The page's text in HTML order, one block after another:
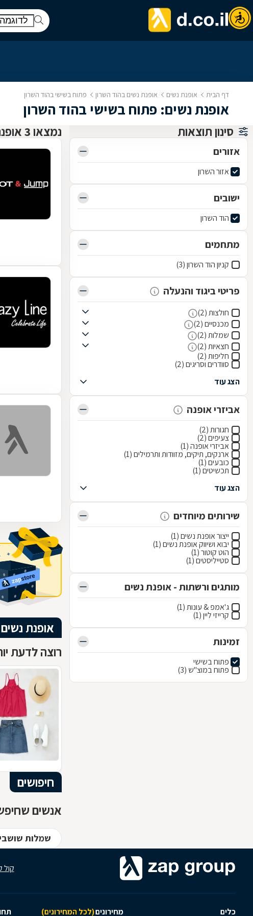
דף הבית אופנת נשים אופנת נשים בהוד השרון פתוח בשישי בהוד השרון
אופנת נשים: פתוח בשישי בהוד השרון
סינון תוצאות
אזורים
אזור השרון
ישובים
הוד השרון
מתחמים
קניון הוד השרון (3)
פריטי ביגוד והנעלה
חולצות (2)
מכנסיים (2)
שמלות (2)
חצאיות (2)
חליפות (2)
סוודרים וסריגים (2)
הצג עוד
אביזרי אופנה
חגורות (2)
צעיפים (2)
אביזרי אופנה (1)
ארנקים, תיקים, מזוודות ותרמילים (1)
כובעים (1)
תכשיטים (1)
הצג עוד
שירותים מיוחדים
ייצור אופנת נשים (1)
יבוא ושיווק אופנת נשים (1)
הוט קוטור (1)
סטייליסטים (1)
מותגים ורשתות - אופנת נשים
ג'אמפ & עונות (1)
קרייזי ליין (1)
זמינות
פתוח בשישי
פתוח במוצ"ש (3)
נמצאו 3 אופנת נשים
אופנת נשים
רוצה לדעת
חיפושים
אנשים
שמלות
קול
כלים מחירונים(לכל המחירונים)